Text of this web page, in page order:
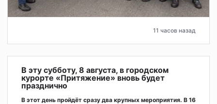
11 часов назад
В эту субботу, 8 августа, в городском
курорте «Притяжение» вновь будет
празднично
В этот день пройдёт сразу два крупных мероприятия. В 16